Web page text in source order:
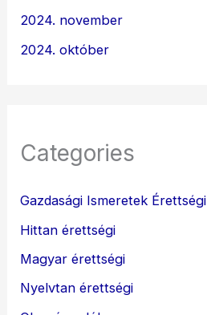
2024. november
2024. október
Categories
Gazdasági Ismeretek Érettségi
Hittan érettségi
Magyar érettségi
Nyelvtan érettségi